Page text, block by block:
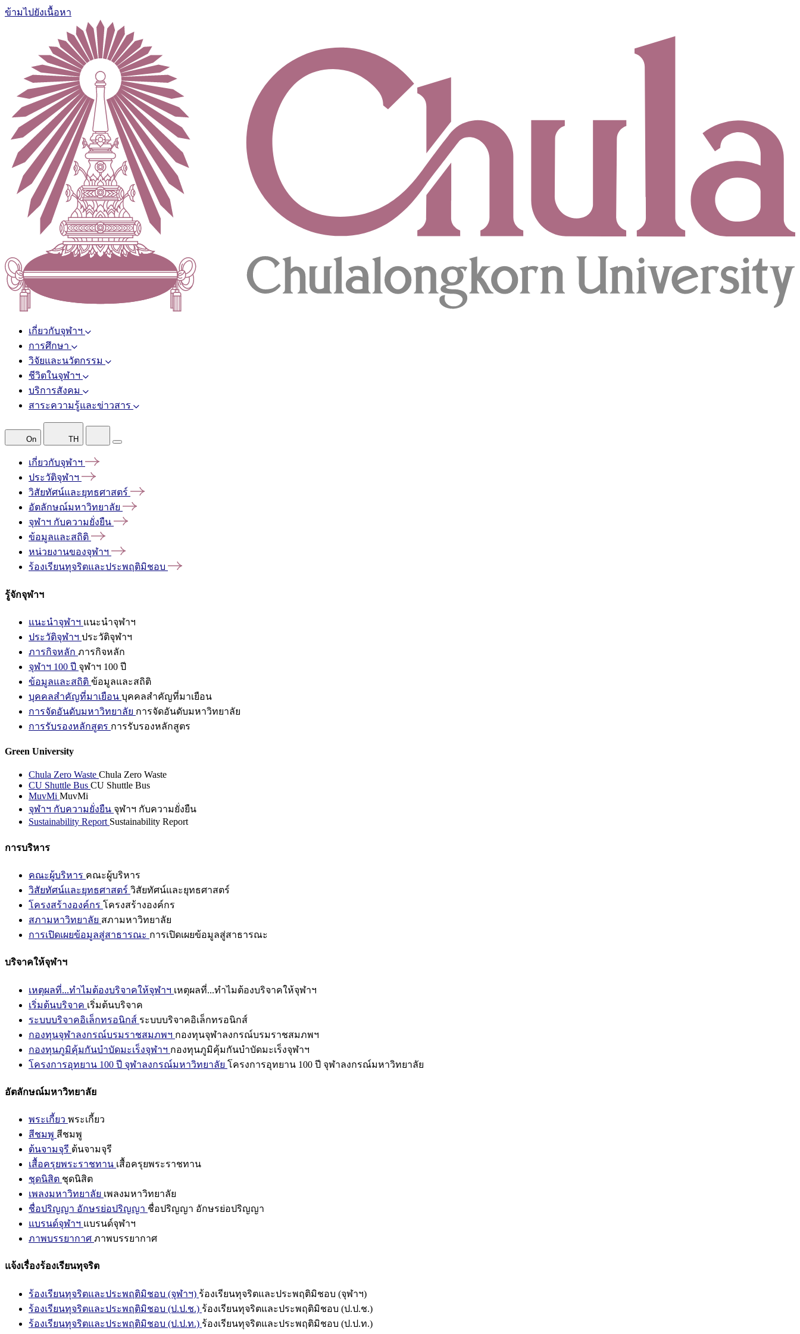
ข้ามไปยังเนื้อหา
เกี่ยวกับจุฬาฯ
การศึกษา
วิจัยและนวัตกรรม
ชีวิตในจุฬาฯ
บริการสังคม
สาระความรู้และข่าวสาร
On TH
เกี่ยวกับจุฬาฯ
ประวัติจุฬาฯ
วิสัยทัศน์และยุทธศาสตร์
อัตลักษณ์มหาวิทยาลัย
จุฬาฯ กับความยั่งยืน
ข้อมูลและสถิติ
หน่วยงานของจุฬาฯ
ร้องเรียนทุจริตและประพฤติมิชอบ
รู้จักจุฬาฯ
แนะนำจุฬาฯ แนะนำจุฬาฯ
ประวัติจุฬาฯ ประวัติจุฬาฯ
ภารกิจหลัก ภารกิจหลัก
จุฬาฯ 100 ปี จุฬาฯ 100 ปี
ข้อมูลและสถิติ ข้อมูลและสถิติ
บุคคลสำคัญที่มาเยือน บุคคลสำคัญที่มาเยือน
การจัดอันดับมหาวิทยาลัย การจัดอันดับมหาวิทยาลัย
การรับรองหลักสูตร การรับรองหลักสูตร
Green University
Chula Zero Waste Chula Zero Waste
CU Shuttle Bus CU Shuttle Bus
MuvMi MuvMi
จุฬาฯ กับความยั่งยืน จุฬาฯ กับความยั่งยืน
Sustainability Report Sustainability Report
การบริหาร
คณะผู้บริหาร คณะผู้บริหาร
วิสัยทัศน์และยุทธศาสตร์ วิสัยทัศน์และยุทธศาสตร์
โครงสร้างองค์กร โครงสร้างองค์กร
สภามหาวิทยาลัย สภามหาวิทยาลัย
การเปิดเผยข้อมูลสู่สาธารณะ การเปิดเผยข้อมูลสู่สาธารณะ
บริจาคให้จุฬาฯ
เหตุผลที่...ทำไมต้องบริจาคให้จุฬาฯ เหตุผลที่...ทำไมต้องบริจาคให้จุฬาฯ
เริ่มต้นบริจาค เริ่มต้นบริจาค
ระบบบริจาคอิเล็กทรอนิกส์ ระบบบริจาคอิเล็กทรอนิกส์
กองทุนจุฬาลงกรณ์บรมราชสมภพฯ กองทุนจุฬาลงกรณ์บรมราชสมภพฯ
กองทุนภูมิคุ้มกันบำบัดมะเร็งจุฬาฯ กองทุนภูมิคุ้มกันบำบัดมะเร็งจุฬาฯ
โครงการอุทยาน 100 ปี จุฬาลงกรณ์มหาวิทยาลัย โครงการอุทยาน 100 ปี จุฬาลงกรณ์มหาวิทยาลัย
อัตลักษณ์มหาวิทยาลัย
พระเกี้ยว พระเกี้ยว
สีชมพู สีชมพู
ต้นจามจุรี ต้นจามจุรี
เสื้อครุยพระราชทาน เสื้อครุยพระราชทาน
ชุดนิสิต ชุดนิสิต
เพลงมหาวิทยาลัย เพลงมหาวิทยาลัย
ชื่อปริญญา อักษรย่อปริญญา ชื่อปริญญา อักษรย่อปริญญา
แบรนด์จุฬาฯ แบรนด์จุฬาฯ
ภาพบรรยากาศ ภาพบรรยากาศ
แจ้งเรื่องร้องเรียนทุจริต
ร้องเรียนทุจริตและประพฤติมิชอบ (จุฬาฯ) ร้องเรียนทุจริตและประพฤติมิชอบ (จุฬาฯ)
ร้องเรียนทุจริตและประพฤติมิชอบ (ป.ป.ช.) ร้องเรียนทุจริตและประพฤติมิชอบ (ป.ป.ช.)
ร้องเรียนทุจริตและประพฤติมิชอบ (ป.ป.ท.) ร้องเรียนทุจริตและประพฤติมิชอบ (ป.ป.ท.)